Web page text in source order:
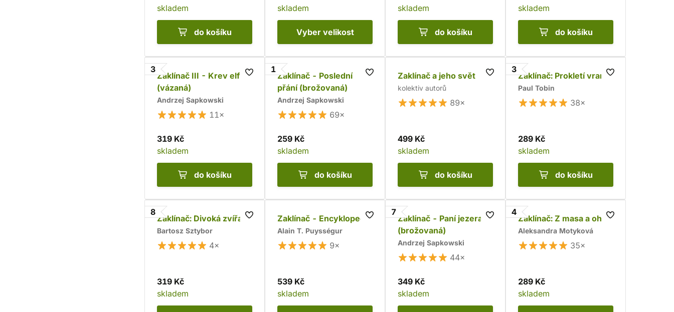
skladem
do košíku
skladem
Vyber velikost
skladem
do košíku
skladem
do košíku
3
Zaklínač III - Krev elfů
(vázaná)
Andrzej Sapkowski
11×
319 Kč
skladem
do košíku
1
Zaklínač - Poslední
přání (brožovaná)
Andrzej Sapkowski
69×
259 Kč
skladem
do košíku
Zaklínač a jeho svět
kolektiv autorů
89×
499 Kč
skladem
do košíku
3
Zaklínač: Prokletí vran
Paul Tobin
38×
289 Kč
skladem
do košíku
8
Zaklínač: Divoká zvířata
Bartosz Sztybor
4×
319 Kč
skladem
Zaklínač - Encyklopedie
Alain T. Puysségur
9×
539 Kč
skladem
7
Zaklínač - Paní jezera
(brožovaná)
Andrzej Sapkowski
44×
349 Kč
skladem
4
Zaklínač: Z masa a ohně
Aleksandra Motyková
35×
289 Kč
skladem